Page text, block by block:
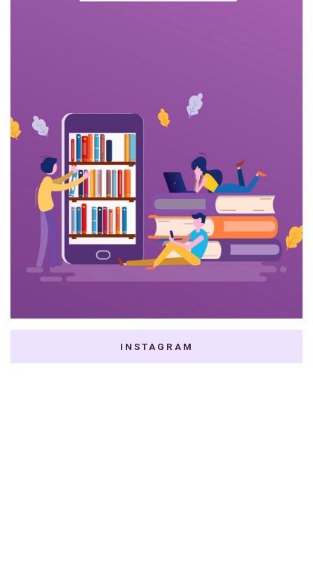
INSTAGRAM